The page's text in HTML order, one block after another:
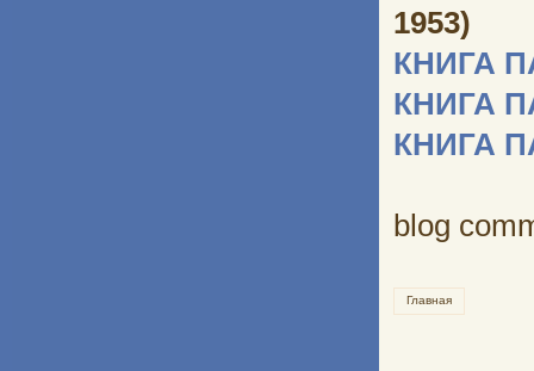
1953)
КНИГА
КНИГА
КНИГА
blog
Главная